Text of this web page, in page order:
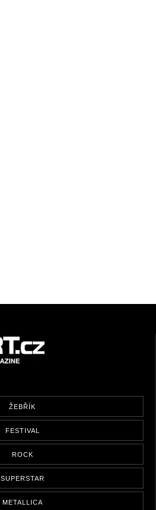
ŽEBŘÍK
FESTIVAL
ROCK
SUPERSTAR
METALLICA